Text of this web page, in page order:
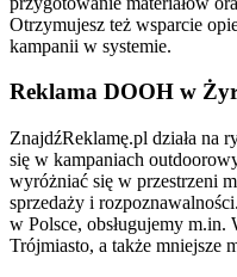
Otrzymujesz też wsparcie
kampanii w systemie.
Reklama DOOH w
ZnajdźReklamę.pl działa na
się w kampaniach
wyróżniać się w przestrzeni
sprzedaży i
w Polsce, obsługujemy m.in.
Trójmiasto, a także mniejsze